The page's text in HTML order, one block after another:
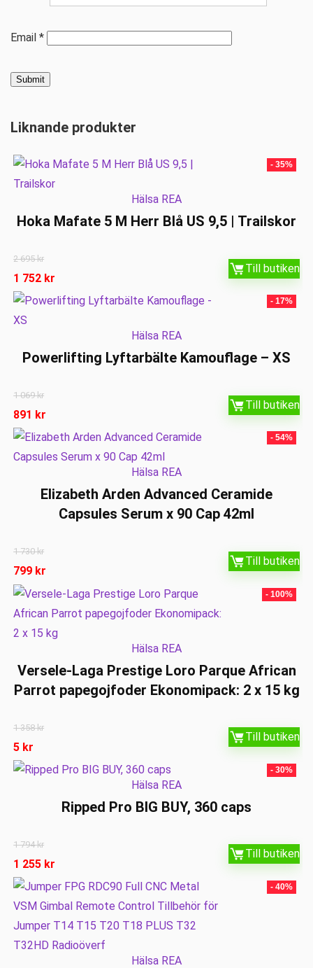
Email *
Liknande produkter
- 35%
Hälsa REA
Hoka Mafate 5 M Herr Blå US 9,5 | Trailskor
2 695kr
1 752 kr
Till butiken
- 17%
Hälsa REA
Powerlifting Lyftarbälte Kamouflage – XS
1 069kr
891 kr
Till butiken
- 54%
Hälsa REA
Elizabeth Arden Advanced Ceramide
Capsules Serum x 90 Cap 42ml
1 730kr
799 kr
Till butiken
- 100%
Hälsa REA
Versele-Laga Prestige Loro Parque African
Parrot papegojfoder Ekonomipack: 2 x 15 kg
1 358kr
5 kr
Till butiken
- 30%
Hälsa REA
Ripped Pro BIG BUY, 360 caps
1 794kr
1 255 kr
Till butiken
- 40%
Hälsa REA